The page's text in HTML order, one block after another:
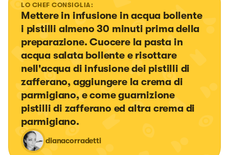
LO CHEF CONSIGLIA:
Mettere in infusione in acqua bollente
i pistilli almeno 30 minuti prima della
preparazione. Cuocere la pasta in
acqua salata bollente e risottare
nell'acqua di infusione dei pistilli di
zafferano, aggiungere la crema di
parmigiano, e come guarnizione
pistilli di zafferano ed altra crema di
parmigiano.
dianacorradetti